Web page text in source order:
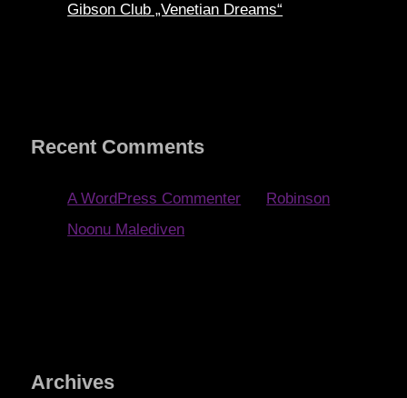
Gibson Club „Venetian Dreams“
Recent Comments
A WordPress Commenter
Robinson
Noonu Malediven
Archives